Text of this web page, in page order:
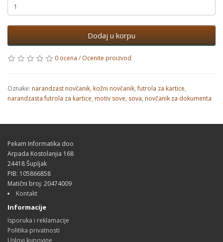
Dodaj u korpu
0 ocena / Ocenite proizvod
Oznake: narandzast novčanik, kožni novčanik,futrola za kartice,
narandzasta futrola za kartice, motiv sove, sova, novčanik za dokumenta
Pekam Informatika doo
Arpada Kostolanjia 168
24418 Šupljak
PIB: 105866858
Matični broj: 20474009
Kontakt
Informacije
Isporuka i reklamacije
Politika privatnosti
Uslovi kupovine